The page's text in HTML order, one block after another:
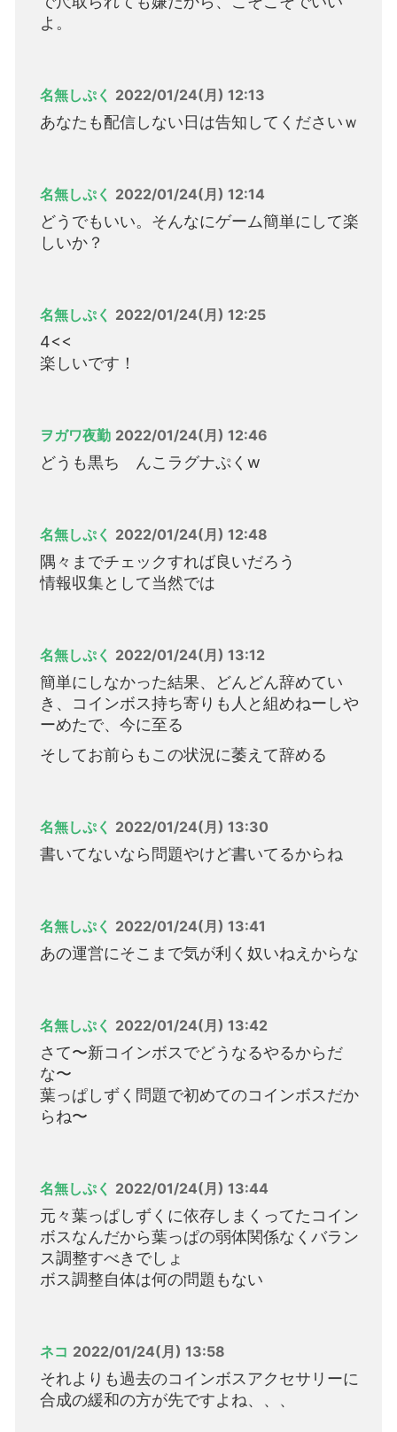
よ。
名無しぷく 2022/01/24(月) 12:13
あなたも配信しない日は告知してくださいｗ
名無しぷく 2022/01/24(月) 12:14
どうでもいい。そんなにゲーム簡単にして楽
しいか？
名無しぷく 2022/01/24(月) 12:25
4<<
楽しいです！
ヲガワ夜勤 2022/01/24(月) 12:46
どうも黒ち んこラグナぷくw
名無しぷく 2022/01/24(月) 12:48
隅々までチェックすれば良いだろう
情報収集として当然では
名無しぷく 2022/01/24(月) 13:12
簡単にしなかった結果、どんどん辞めてい
き、コインボス持ち寄りも人と組めねーしや
ーめたで、今に至る
そしてお前らもこの状況に萎えて辞める
名無しぷく 2022/01/24(月) 13:30
書いてないなら問題やけど書いてるからね
名無しぷく 2022/01/24(月) 13:41
あの運営にそこまで気が利く奴いねえからな
名無しぷく 2022/01/24(月) 13:42
さて〜新コインボスでどうなるやるからだ
な〜
葉っぱしずく問題で初めてのコインボスだか
らね〜
名無しぷく 2022/01/24(月) 13:44
元々葉っぱしずくに依存しまくってたコイン
ボスなんだから葉っぱの弱体関係なくバラン
ス調整すべきでしょ
ボス調整自体は何の問題もない
ネコ 2022/01/24(月) 13:58
それよりも過去のコインボスアクセサリーに
合成の緩和の方が先ですよね、、、